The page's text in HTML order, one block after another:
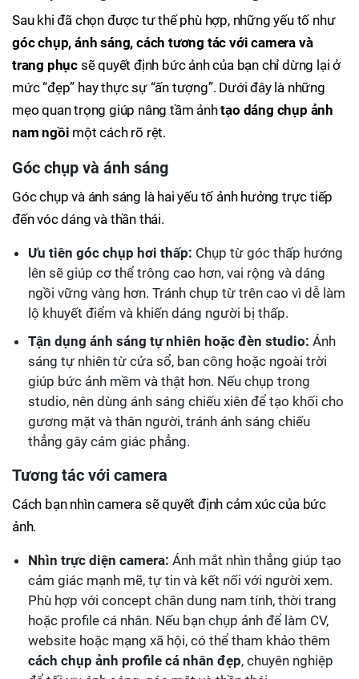
Sau khi đã chọn được tư thế phù hợp, những yếu tố như
góc chụp, ánh sáng, cách tương tác với camera và
trang phục sẽ quyết định bức ảnh của bạn chỉ dừng lại ở
mức “đẹp” hay thực sự “ấn tượng”. Dưới đây là những
mẹo quan trọng giúp nâng tầm ảnhtạo dáng chụp ảnh
nam ngồi một cách rõ rệt.
Góc chụp và ánh sáng
Góc chụp và ánh sáng là hai yếu tố ảnh hưởng trực tiếp
đến vóc dáng và thần thái.
Ưu tiên góc chụp hơi thấp: Chụp từ góc thấp hướng
lên sẽ giúp cơ thể trông cao hơn, vai rộng và dáng
ngồi vững vàng hơn. Tránh chụp từ trên cao vì dễ làm
lộ khuyết điểm và khiến dáng người bị thấp.
Tận dụng ánh sáng tự nhiên hoặc đèn studio: Ánh
sáng tự nhiên từ cửa sổ, ban công hoặc ngoài trời
giúp bức ảnh mềm và thật hơn. Nếu chụp trong
studio, nên dùng ánh sáng chiếu xiên để tạo khối cho
gương mặt và thân người, tránh ánh sáng chiếu
thẳng gây cảm giác phẳng.
Tương tác với camera
Cách bạn nhìn camera sẽ quyết định cảm xúc của bức
ảnh.
Nhìn trực diện camera: Ánh mắt nhìn thẳng giúp tạo
cảm giác mạnh mẽ, tự tin và kết nối với người xem.
Phù hợp với concept chân dung nam tính, thời trang
hoặc profile cá nhân. Nếu bạn chụp ảnh để làm CV,
website hoặc mạng xã hội, có thể tham khảo thêm
cách chụp ảnh profile cá nhân đẹp, chuyên nghiệp